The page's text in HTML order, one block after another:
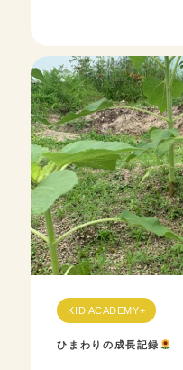
KID ACADEMY+
ひまわりの成長記録